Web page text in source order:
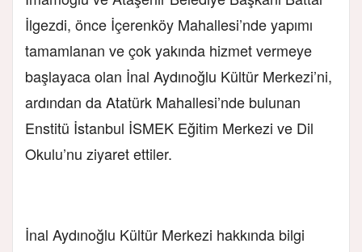
İlgezdi, önce İçerenköy Mahallesi’nde yapımı
tamamlanan ve çok yakında hizmet vermeye
başlayaca olan İnal Aydınoğlu Kültür Merkezi’ni,
ardından da Atatürk Mahallesi’nde bulunan
Enstitü İstanbul İSMEK Eğitim Merkezi ve Dil
Okulu’nu ziyaret ettiler.
İnal Aydınoğlu Kültür Merkezi hakkında bilgi